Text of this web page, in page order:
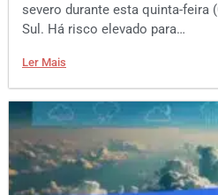
severo durante esta quinta-feira
Sul. Há risco elevado para…
Ler Mais